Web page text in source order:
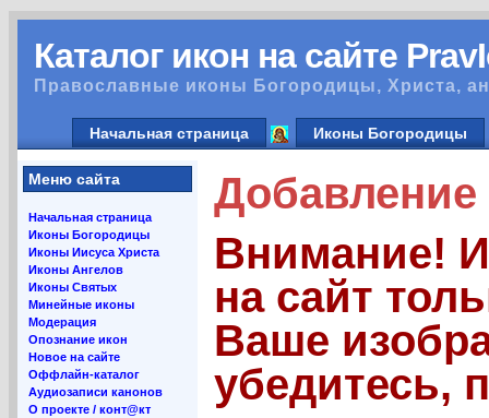
Каталог икон на сайте
Православные иконы Богородицы, Христа,
Начальная страница Иконы Богородицы
Меню сайта
Начальная страница
Иконы Богородицы
Иконы Иисуса Христа
Иконы Ангелов
Иконы Святых
Минейные иконы
Модерация
Опознание икон
Новое на сайте
Оффлайн-каталог
Аудиозаписи канонов
О проекте / конт@кт
Добавление
Внимание!
на сайт
Ваше
убедитесь,